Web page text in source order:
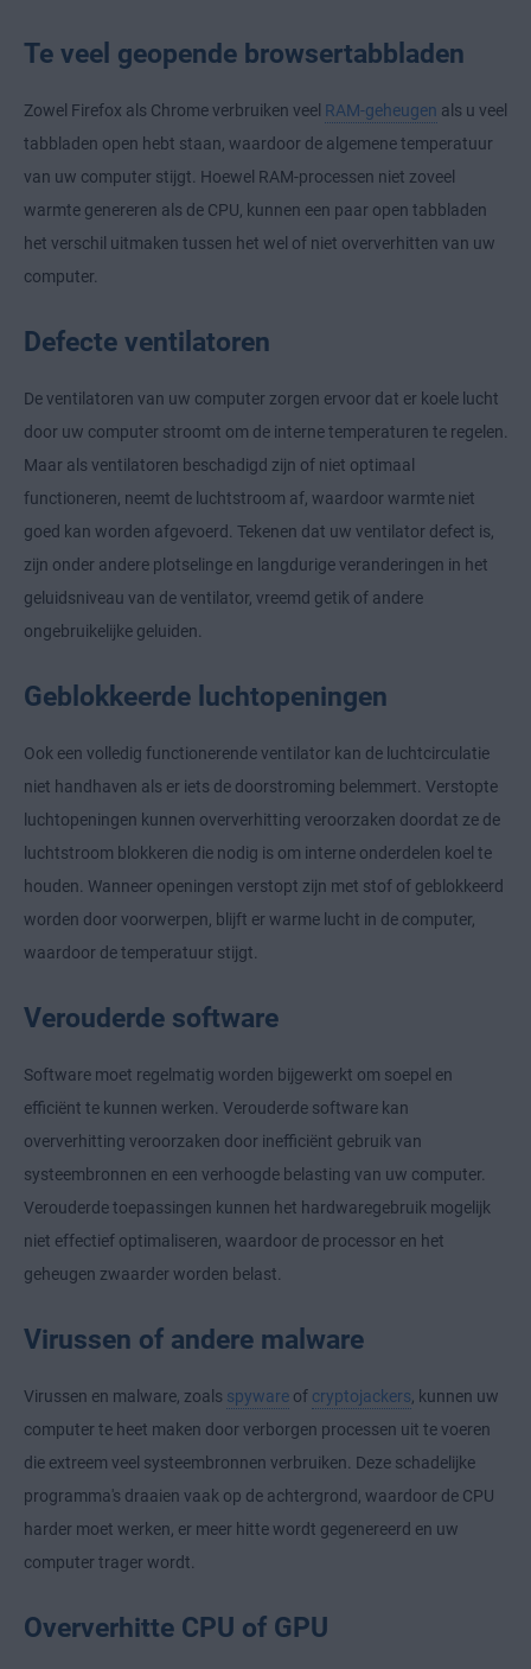
Te veel geopende browsertabbladen
Zowel Firefox als Chrome verbruiken veel RAM-geheugen als u veel
tabbladen open hebt staan, waardoor de algemene temperatuur
van uw computer stijgt. Hoewel RAM-processen niet zoveel
warmte genereren als de CPU, kunnen een paar open tabbladen
het verschil uitmaken tussen het wel of niet oververhitten van uw
computer.
Defecte ventilatoren
De ventilatoren van uw computer zorgen ervoor dat er koele lucht
door uw computer stroomt om de interne temperaturen te regelen.
Maar als ventilatoren beschadigd zijn of niet optimaal
functioneren, neemt de luchtstroom af, waardoor warmte niet
goed kan worden afgevoerd. Tekenen dat uw ventilator defect is,
zijn onder andere plotselinge en langdurige veranderingen in het
geluidsniveau van de ventilator, vreemd getik of andere
ongebruikelijke geluiden.
Geblokkeerde luchtopeningen
Ook een volledig functionerende ventilator kan de luchtcirculatie
niet handhaven als er iets de doorstroming belemmert. Verstopte
luchtopeningen kunnen oververhitting veroorzaken doordat ze de
luchtstroom blokkeren die nodig is om interne onderdelen koel te
houden. Wanneer openingen verstopt zijn met stof of geblokkeerd
worden door voorwerpen, blijft er warme lucht in de computer,
waardoor de temperatuur stijgt.
Verouderde software
Software moet regelmatig worden bijgewerkt om soepel en
efficiënt te kunnen werken. Verouderde software kan
oververhitting veroorzaken door inefficiënt gebruik van
systeembronnen en een verhoogde belasting van uw computer.
Verouderde toepassingen kunnen het hardwaregebruik mogelijk
niet effectief optimaliseren, waardoor de processor en het
geheugen zwaarder worden belast.
Virussen of andere malware
Virussen en malware, zoals spyware of cryptojackers, kunnen uw
computer te heet maken door verborgen processen uit te voeren
die extreem veel systeembronnen verbruiken. Deze schadelijke
programma's draaien vaak op de achtergrond, waardoor de CPU
harder moet werken, er meer hitte wordt gegenereerd en uw
computer trager wordt.
Oververhitte CPU of GPU